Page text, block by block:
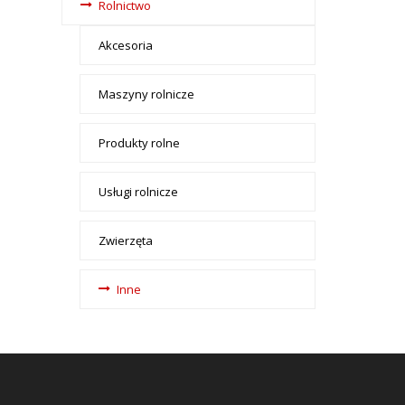
Rolnictwo
Akcesoria
Maszyny rolnicze
Produkty rolne
Usługi rolnicze
Zwierzęta
Inne